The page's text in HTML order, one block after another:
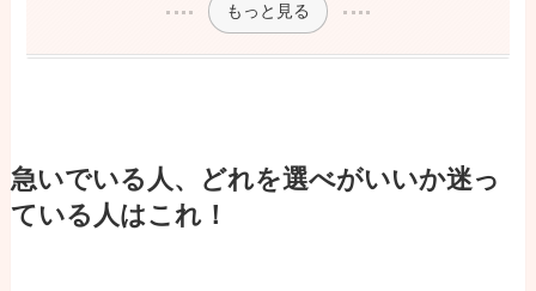
もっと見る
急いでいる人、どれを選べがいいか迷っ
ている人はこれ！